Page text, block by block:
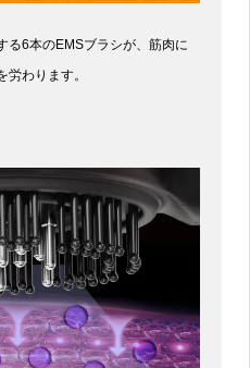
る6本のEMSブラシが、筋肉に
わります。